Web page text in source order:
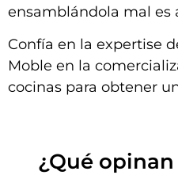
ensamblándola mal es
Confía en la expertise
Moble en la
cocinas para obtener
¿Qué